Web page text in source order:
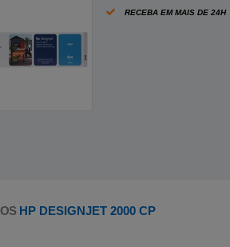
RECEBA EM MAIS DE 24H
HP DESIGNJET 2000 CP